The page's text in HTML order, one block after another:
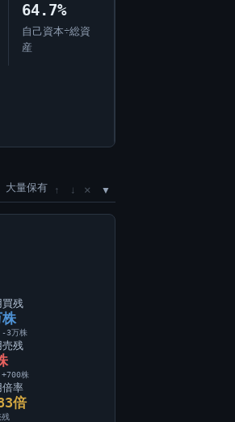
64.7%
自己資本÷総資
産
大量保有 ↑ ↓ ×
買残
3万株
売残
株
倍率
倍